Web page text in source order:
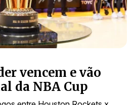
vencem e vão
da NBA Cup